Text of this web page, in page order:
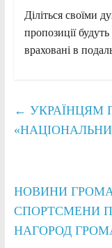
Діліться своїми
пропозиції
враховані в
← УКРАЇНЦЯМ
НОВИНИ
СПОРТСМЕНИ
НАГОРОД